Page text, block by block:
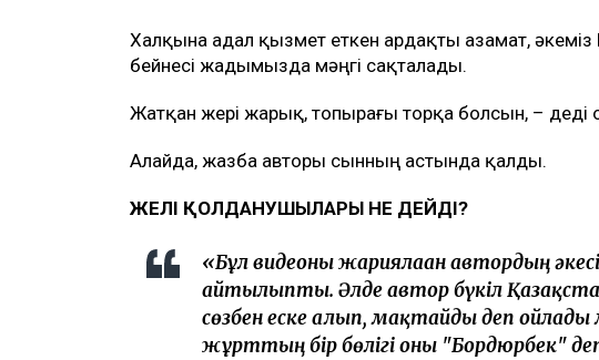
Халқына адал қызмет еткен ардақты азамат,
бейнесі жадымызда мәңгі сақталады.
Жатқан жері жарық, топырағы торқа болсын, – деді
Алайда, жазба авторы сынның астында қалды.
ЖЕЛІ ҚОЛДАНУШЫЛАРЫ НЕ ДЕЙДІ?
«Бұл видеоны жариялаған автордың
айтылыпты. Әлде автор бүкіл
сөзбен еске алып, мақтайды деп ойлады
жұрттың бір бөлігі оны "Бордюрбек"